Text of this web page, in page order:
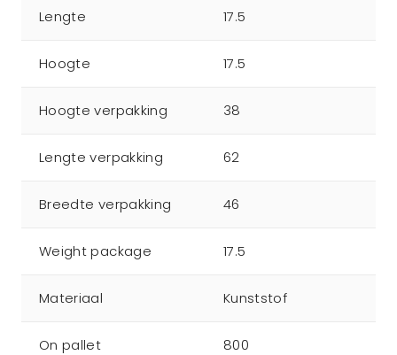
Lengte 17.5
Hoogte 17.5
Hoogte verpakking 38
Lengte verpakking 62
Breedte verpakking 46
Weight package 17.5
Materiaal Kunststof
On pallet 800